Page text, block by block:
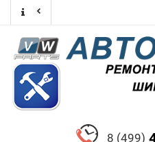
8 (499)